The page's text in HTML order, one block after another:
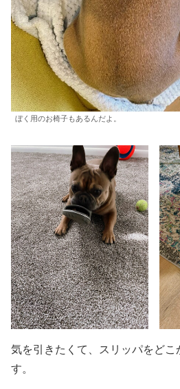
ぼく用のお椅子もあるんだよ。
気を引きたくて、スリッパをど
す。